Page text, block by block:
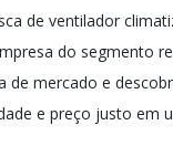
de ventilador
do segmento
de mercado e
e preço justo em